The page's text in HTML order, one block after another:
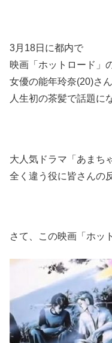
3月18日に都内で
映画「ホットロード」
女優の能年玲奈(20)さ
人生初の茶髪で話題に
大人気ドラマ「あまち
全く違う役に皆さんの
さて、この映画「ホッ